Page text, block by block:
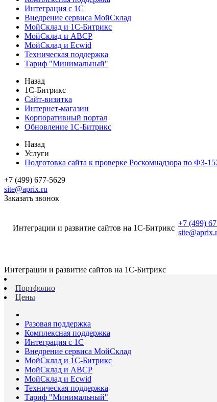
Интеграция с 1С
Внедрение сервиса МойСклад
МойСклад и 1С-Битрикс
МойСклад и ABCP
МойСклад и Ecwid
Техническая поддержка
Тариф "Минимальный"
Назад
1С-Битрикс
Сайт-визитка
Интернет-магазин
Корпоративный портал
Обновление 1С-Битрикс
Назад
Услуги
Подготовка сайта к проверке Роскомнадзора по ФЗ-
+7 (499) 677-5629
site@aprix.ru
Заказать звонок
Интеграции и развитие сайтов на 1С-Битрикс
+7 (499)
Интеграции и развитие сайтов на 1С-Битрикс
Портфолио
Цены
Разовая поддержка
Комплексная поддержка
Интеграция с 1С
Внедрение сервиса МойСклад
МойСклад и 1С-Битрикс
МойСклад и ABCP
МойСклад и Ecwid
Техническая поддержка
Тариф "Минимальный"